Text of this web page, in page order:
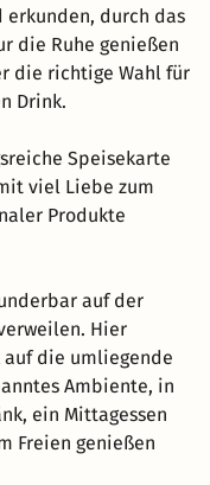
erkunden, durch das
die Ruhe genießen
die richtige Wahl für
Drink.
Speisekarte
viel Liebe zum
Produkte
auf der
Hier
die umliegende
Ambiente, in
ein Mittagessen
Freien genießen